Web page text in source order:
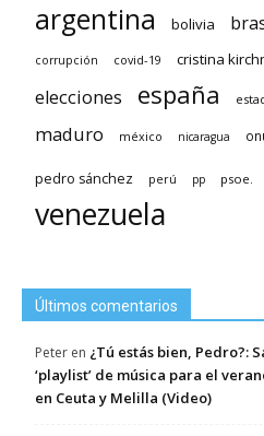
argentina bolivia
corrupción covid-19 cristina
elecciones españa
maduro méxico nicaragua
pedro sánchez perú pp psoe.
venezuela
Últimos comentarios
Peter en ¿Tú estás bien, Pedro?:
‘playlist’ de música para el
en Ceuta y Melilla (Video)